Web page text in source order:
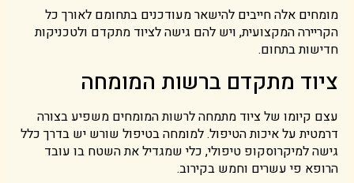
מומחים אלה חייבים להישאר מעודכנים בתחומם לאורך כל
הקריירה המקצועית, ויש להם גישה לציוד מתקדם ולטכניקות
חדישות בתחום.
ציוד מתקדם ברשות המומחה
עצם קיומו של ציוד מתמחה לרשות המומחים משפיע בצורה
דרמטית על איכות הטיפול. למומחה בטיפול שורש יש בדרך כלל
גישה למיקרוסקופ טיפולי, כלי שמגדיל את השטח בו עובד
הרופא פי עשרים וחמש בקירוב.